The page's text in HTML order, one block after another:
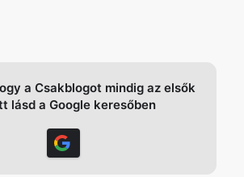
a Csakblogot mindig az elsők
lásd a Google keresőben